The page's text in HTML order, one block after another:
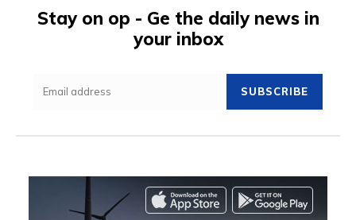
Stay on op - Ge the daily news in
your inbox
SUBSCRIBE